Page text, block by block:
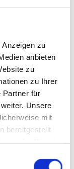
zu
anbieten
zu
zu Ihrer
Partner für
Unsere
mit
bereitgestellt
Hand- bzw.
medizinischen
1:1 mit den
dem lesen
gut. Für uns
mit einem
markiert sein.
den Scanner